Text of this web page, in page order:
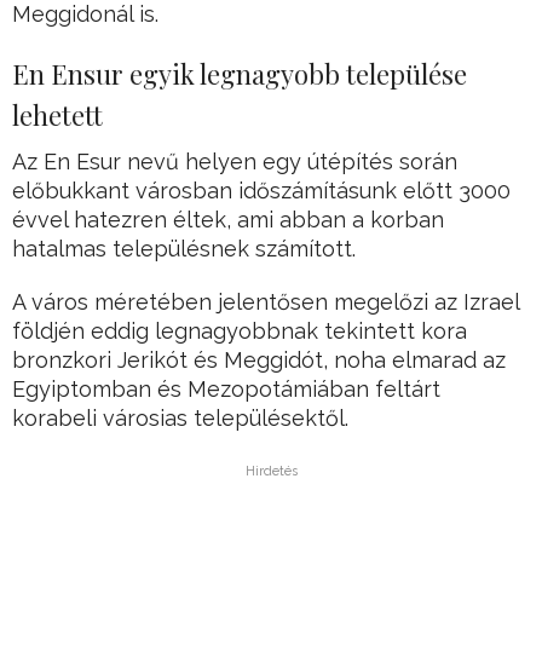
Meggidonál is.
En Ensur egyik legnagyobb települése
lehetett
Az En Esur nevű helyen egy útépítés során
előbukkant városban időszámításunk előtt 3000
évvel hatezren éltek, ami abban a korban
hatalmas településnek számított.
A város méretében jelentősen megelőzi az Izrael
földjén eddig legnagyobbnak tekintett kora
bronzkori Jerikót és Meggidót, noha elmarad az
Egyiptomban és Mezopotámiában feltárt
korabeli városias településektől.
Hirdetés